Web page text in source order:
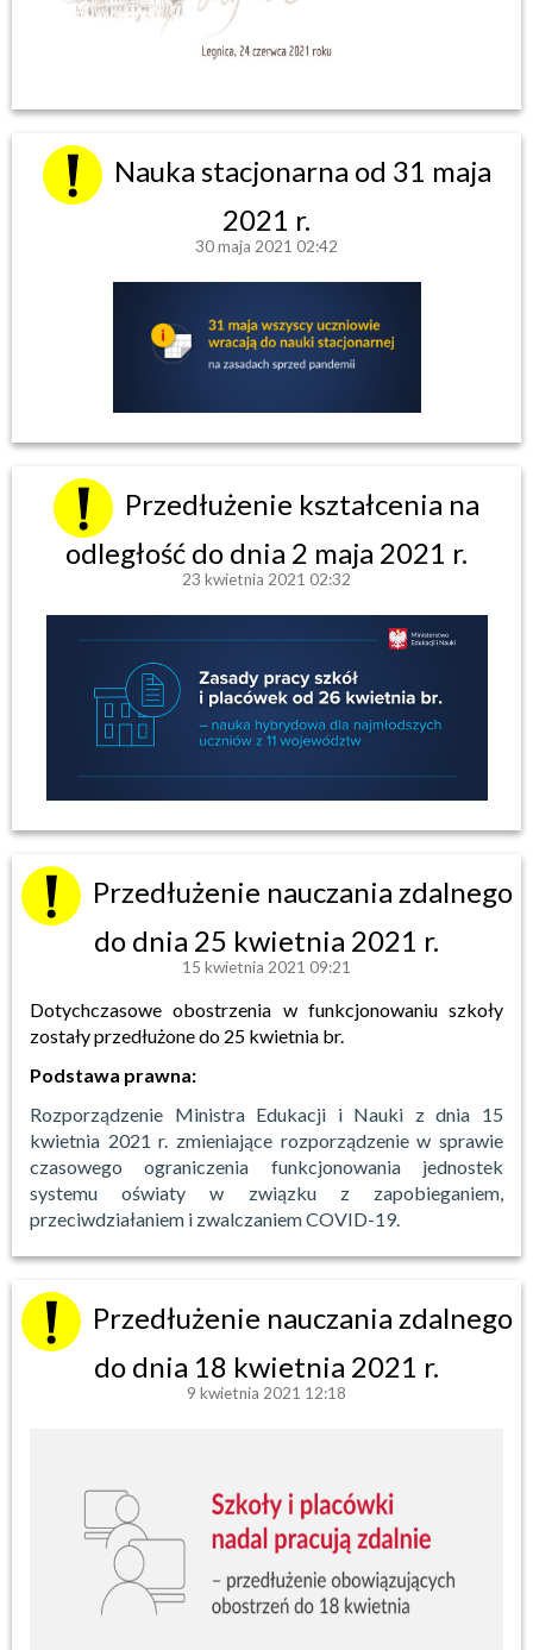
Nauka stacjonarna od 31 maja
2021 r.
30 maja 2021 02:42
Przedłużenie kształcenia na
odległość do dnia 2 maja 2021 r.
23 kwietnia 2021 02:32
Przedłużenie nauczania zdalnego
do dnia 25 kwietnia 2021 r.
15 kwietnia 2021 09:21
Dotychczasowe obostrzenia w funkcjonowaniu szkoły
zostały przedłużone do 25 kwietnia br.
Podstawa prawna:
Rozporządzenie Ministra Edukacji i Nauki z dnia 15
kwietnia 2021 r. zmieniające rozporządzenie w sprawie
czasowego ograniczenia funkcjonowania jednostek
systemu oświaty w związku z zapobieganiem,
przeciwdziałaniem i zwalczaniem COVID-19.
Przedłużenie nauczania zdalnego
do dnia 18 kwietnia 2021 r.
9 kwietnia 2021 12:18